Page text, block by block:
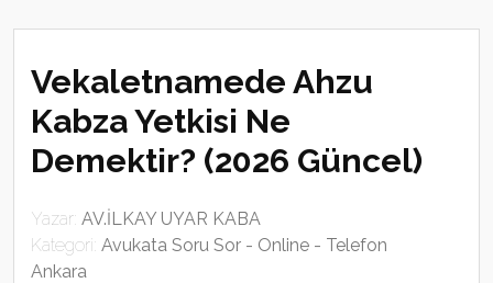
Vekaletnamede Ahzu
Kabza Yetkisi Ne
Demektir? (2026 Güncel)
Yazar: AV.İLKAY UYAR KABA
Kategori: Avukata Soru Sor - Online - Telefon
Ankara